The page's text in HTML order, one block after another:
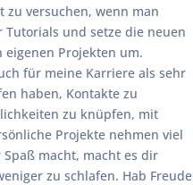
zu versuchen, wenn man
Tutorials und setze die neuen
Projekten um.
für meine Karriere als sehr
haben, Kontakte zu
zu knüpfen, mit
Projekte nehmen viel
macht, macht es dir
zu schlafen. Hab Freude